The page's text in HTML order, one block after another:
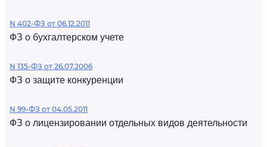
N 402-ФЗ от 06.12.2011
ФЗ о бухгалтерском учете
N 135-ФЗ от 26.07.2006
ФЗ о защите конкуренции
N 99-ФЗ от 04.05.2011
ФЗ о лицензировании отдельных видов деятельности